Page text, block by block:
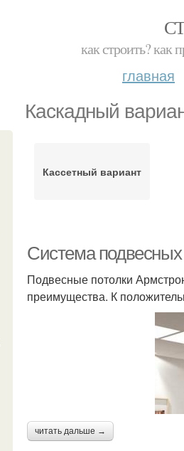
как строить? как
главная
Каскадный
Кассетный вариант
Система
Подвесные потолки
преимущества. К
читать дальше →